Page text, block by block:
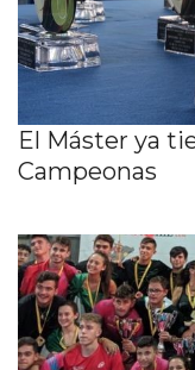
El Máster ya
Campeonas